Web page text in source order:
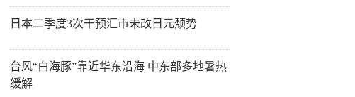
日本二季度3次干预汇市未改日元颓势
台风“白海豚”靠近华东沿海 中东部多地暑热
缓解